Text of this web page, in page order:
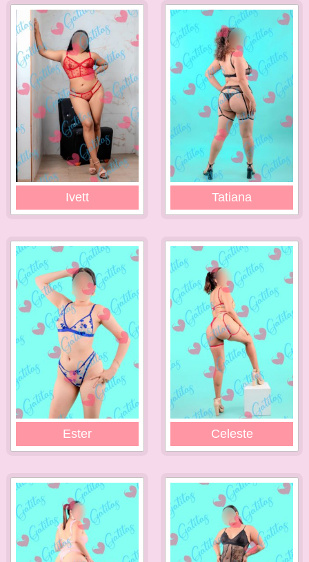
Ivett Tatiana
Ester Celeste